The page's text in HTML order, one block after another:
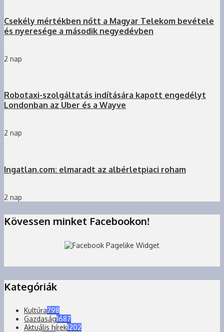
Csekély mértékben nőtt a Magyar Telekom bevétele
és nyeresége a második negyedévben
2 nap
Robotaxi-szolgáltatás indítására kapott engedélyt
Londonban az Uber és a Wayve
2 nap
Ingatlan.com: elmaradt az albérletpiaci roham
2 nap
Kövessen minket Facebookon!
Kategóriák
Kultúra798
Gazdaság1687
Aktuális hírek1202